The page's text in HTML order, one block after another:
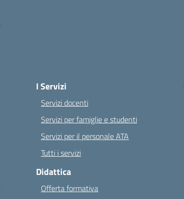
I Servizi
Servizi docenti
Servizi per famiglie e studenti
Servizi per il personale ATA
Tutti i servizi
Didattica
Offerta formativa